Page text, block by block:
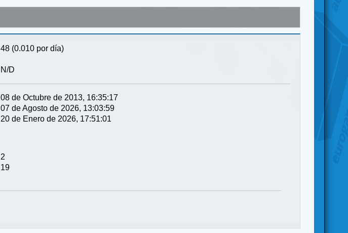
48 (0.010 por día)
N/D
08 de Octubre de 2013, 16:35:17
07 de Agosto de 2026, 13:03:59
20 de Enero de 2026, 17:51:01
2
19